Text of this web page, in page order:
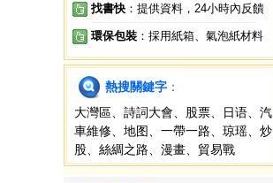
找書快 ：提供資料，24小時內反饋
環保包裝 ：採用紙箱、氣泡紙材料
熱搜關鍵字 ：
大灣區
詩詞大會 股票 日语
汽
車維修
地图 一帶一路 琼瑶
炒
股
絲綢之路 漫畫 貿易戰